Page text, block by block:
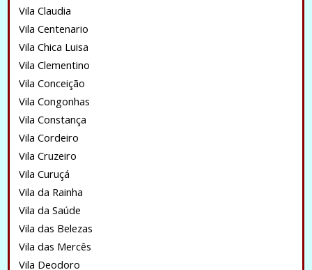
Vila Claudia
Vila Centenario
Vila Chica Luisa
Vila Clementino
Vila Conceição
Vila Congonhas
Vila Constança
Vila Cordeiro
Vila Cruzeiro
Vila Curuçá
Vila da Rainha
Vila da Saúde
Vila das Belezas
Vila das Mercês
Vila Deodoro